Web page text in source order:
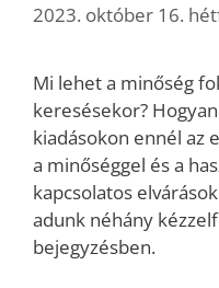
2023. október 16.
Mi lehet a minőség
keresésekor?
kiadásokon ennél az
a minőséggel és a
kapcsolatos
adunk néhány
bejegyzésben.